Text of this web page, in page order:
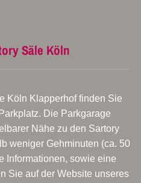
Säle Köln
Köln Klapperhof finden Sie
Die Parkgarage
Nähe zu den Sartory
weniger Gehminuten (ca. 50
Informationen, sowie eine
Sie auf der Website unseres